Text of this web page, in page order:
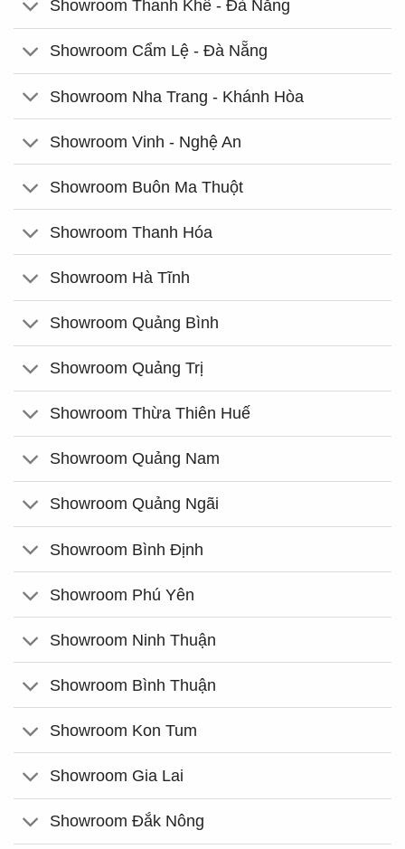
Showroom Thanh Khê - Đà Nẵng
Showroom Cẩm Lệ - Đà Nẵng
Showroom Nha Trang - Khánh Hòa
Showroom Vinh - Nghệ An
Showroom Buôn Ma Thuột
Showroom Thanh Hóa
Showroom Hà Tĩnh
Showroom Quảng Bình
Showroom Quảng Trị
Showroom Thừa Thiên Huế
Showroom Quảng Nam
Showroom Quảng Ngãi
Showroom Bình Định
Showroom Phú Yên
Showroom Ninh Thuận
Showroom Bình Thuận
Showroom Kon Tum
Showroom Gia Lai
Showroom Đắk Nông